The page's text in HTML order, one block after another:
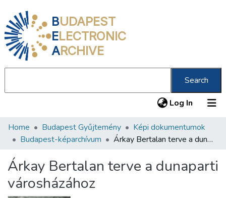
BUDAPEST
ELECTRONIC
ARCHIVE
Search
Log In (current)
Communities & Collections
Statistics
About us
Home Budapest Gyűjtemény
Képi dokumentumok
Budapest-képarchívum
Árkay Bertalan terve a dunaparti városházához
Árkay Bertalan terve a dunaparti
városházához